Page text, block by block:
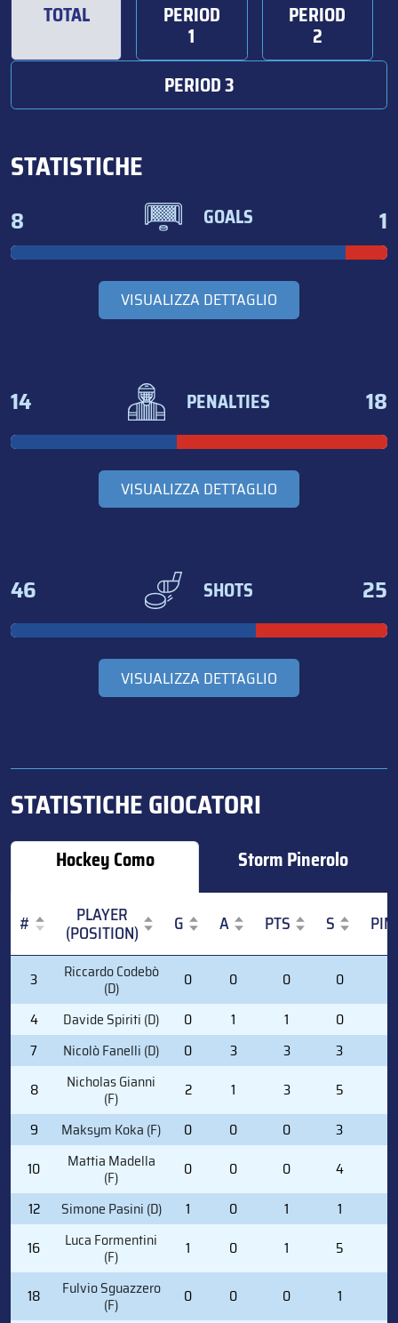
TOTAL PERIOD
1
PERIOD
2
PERIOD 3
STATISTICHE
8 GOALS 1
VISUALIZZA DETTAGLIO
14 PENALTIES 18
VISUALIZZA DETTAGLIO
46 SHOTS 25
VISUALIZZA DETTAGLIO
STATISTICHE GIOCATORI
Hockey Como Storm Pinerolo
# PLAYER
(POSITION) G A PTS S
PIM
PLAYER
(POSITION)
3 Riccardo Codebò
(D) 0 0 0 0
4
Davide Spiriti (D) 0 1 1 0
7
Nicolò Fanelli (D) 0 3 3 3
8
Nicholas Gianni
(F) 2 1 3 5
9
Maksym Koka (F) 0 0 0 3
10
Mattia Madella
(F) 0 0 0 4
12
Simone Pasini (D) 1 0 1 1
16
Luca Formentini
(F) 1 0 1 5
18 Fulvio Sguazzero
(F) 0 0 0 1